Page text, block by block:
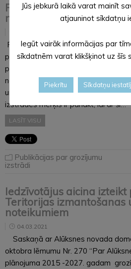
Pašvaldība aicina izteikt
novada apbūves
Pagājušā gada oktobrī Alūksnes
pieņēma lēmumu uzsākt grozījumu
plānojuma sastāvdaļā – teritorijas
noteikumos, tādēļ pašvaldība aicina
un organizācijas iesniegt
izstrādes mērķis ir panākt, lai ar šī…
LASĪT VISU
Publikācijas par grozījumu
izstrādi
Iedzīvotājus aicina izteikt
Teritorijas izmantošanas
noteikumiem
04.03.2021
Saskaņā ar Alūksnes novada
oktobra lēmumu Nr. 270 “Par
plānojuma 2015 -2027. gadam
Jūs jebkurā laikā varat mainīt
atjauninot sīkdatņu
Iegūt vairāk informācijas par
sīkdatnēm varat klikšķinot uz šīs
Piekrītu Sīkdatņu